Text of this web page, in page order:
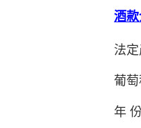
酒
法
葡
年